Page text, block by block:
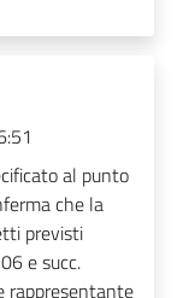
al punto
che la
previsti
e succ.
rappresentante